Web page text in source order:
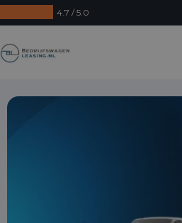
4.7 / 5.0